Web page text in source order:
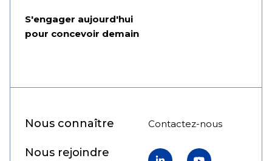
S'engager aujourd'hui
pour concevoir demain
Nous connaître
Nous rejoindre
Contactez-nous
LinkedInYouTube